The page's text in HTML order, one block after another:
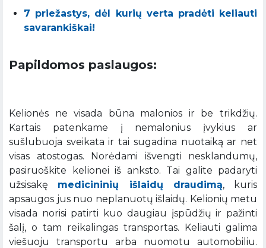
7 priežastys, dėl kurių verta pradėti keliauti
savarankiškai!
Papildomos paslaugos:
Kelionės ne visada būna malonios ir be trikdžių.
Kartais patenkame į nemalonius įvykius ar
sušlubuoja sveikata ir tai sugadina nuotaiką ar net
visas atostogas. Norėdami išvengti nesklandumų,
pasiruoškite kelionei iš anksto. Tai galite padaryti
užsisakę medicininių išlaidų draudimą, kuris
apsaugos jus nuo neplanuotų išlaidų. Kelionių metu
visada norisi patirti kuo daugiau įspūdžių ir pažinti
šalį, o tam reikalingas transportas. Keliauti galima
viešuoju transportu arba nuomotu automobiliu.